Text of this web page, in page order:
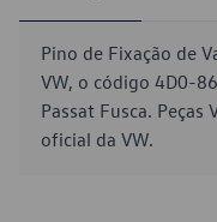
Pino de Fixação de
VW, o código 4D0-
Passat Fusca.
oficial da VW.